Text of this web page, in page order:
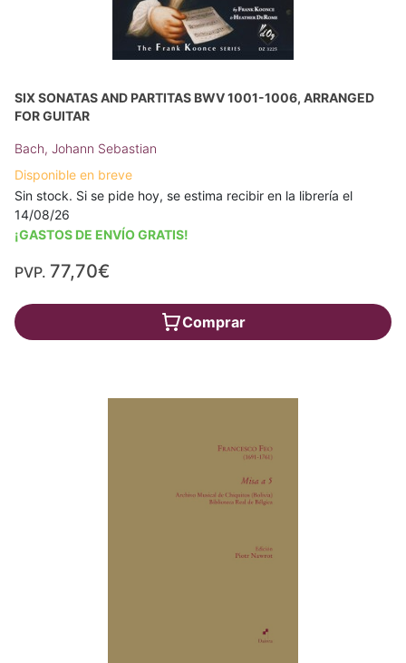
SIX SONATAS AND PARTITAS BWV 1001-1006, ARRANGED
FOR GUITAR
Bach, Johann Sebastian
Disponible en breve
Sin stock. Si se pide hoy, se estima recibir en la librería el
14/08/26
¡GASTOS DE ENVÍO GRATIS!
PVP. 77,70€
Comprar